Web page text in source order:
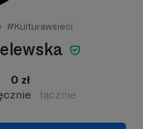
#Kulturawsieci
0 zł
łącznie